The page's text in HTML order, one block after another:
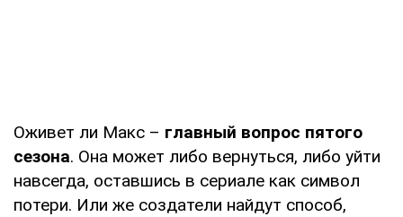
Оживет ли Макс – главный вопрос пятого
сезона. Она может либо вернуться, либо уйти
навсегда, оставшись в сериале как символ
потери. Или же создатели найдут способ,